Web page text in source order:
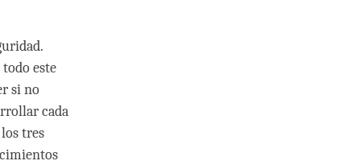
este
si no
cada
tres